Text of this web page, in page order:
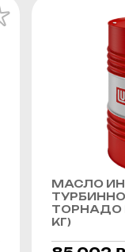
МАСЛО
ТОРНАДО
КГ)